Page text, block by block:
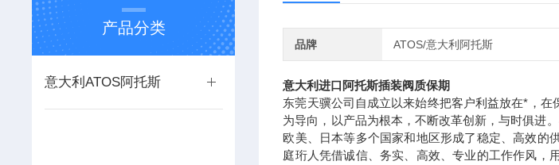
产品分类
意大利ATOS阿托斯
品牌 ATOS/意大利阿托斯
意大利进口阿托斯插装阀质保期
东莞天骥公司自成立以来始终把客户利益放在*，
为导向，以产品为根本，不断改革创新，与时俱进
欧美、日本等多个国家和地区形成了稳定、高效的
庭珩人凭借诚信、务实、高效、专业的工作作风，